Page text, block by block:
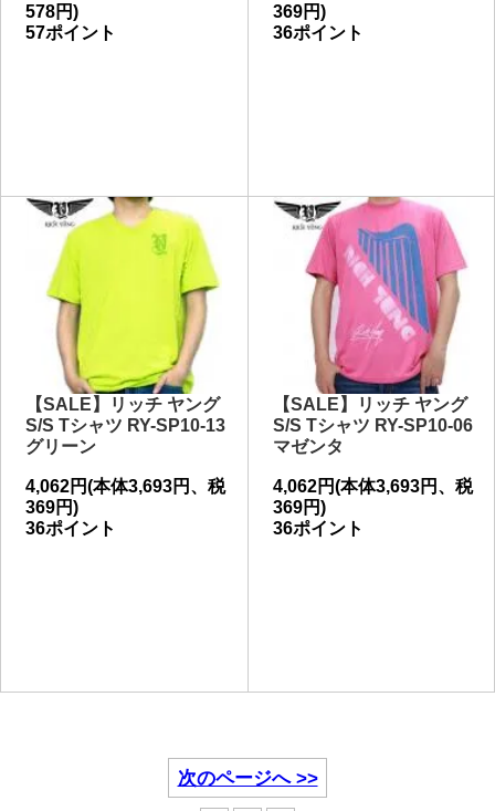
578円)
57ポイント
369円)
36ポイント
【SALE】リッチ ヤング
S/S Tシャツ RY-SP10-13
グリーン
4,062円(本体3,693円、税
369円)
36ポイント
【SALE】リッチ ヤング
S/S Tシャツ RY-SP10-06
マゼンタ
4,062円(本体3,693円、税
369円)
36ポイント
次のページへ >>